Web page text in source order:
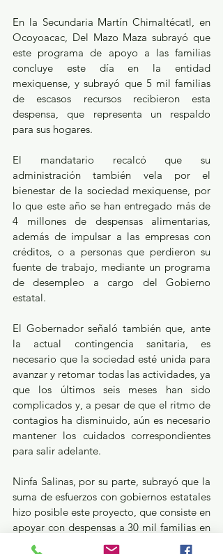
En la Secundaria Martín Chimaltécatl, en
Ocoyoacac, Del Mazo Maza subrayó que
este programa de apoyo a las familias
concluye este día en la entidad
mexiquense, y subrayó que 5 mil familias
de escasos recursos recibieron esta
despensa, que representa un respaldo
para sus hogares.
El mandatario recalcó que su
administración también vela por el
bienestar de la sociedad mexiquense, por
lo que este año se han entregado más de
4 millones de despensas alimentarias,
además de impulsar a las empresas con
créditos, o a personas que perdieron su
fuente de trabajo, mediante un programa
de desempleo a cargo del Gobierno
estatal.
El Gobernador señaló también que, ante
la actual contingencia sanitaria, es
necesario que la sociedad esté unida para
avanzar y retomar todas las actividades, ya
que los últimos seis meses han sido
complicados y, a pesar de que el ritmo de
contagios ha disminuido, aún es necesario
mantener los cuidados correspondientes
para salir adelante.
Ninfa Salinas, por su parte, subrayó que la
suma de esfuerzos con gobiernos estatales
hizo posible este proyecto, que consiste en
apoyar con despensas a 30 mil familias en
seis entidades de la República mexicana, y